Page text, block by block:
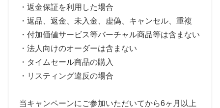
・返金保証を利用した場合
・返品、返金、未入金、虚偽、キャンセル、重複
・付加価値サービス等バーチャル商品等は含まない
・法人向けのオーダーは含まない
・タイムセール商品の購入
・リスティング違反の場合
当キャンペーンにご参加いただいてから6ヶ月以上